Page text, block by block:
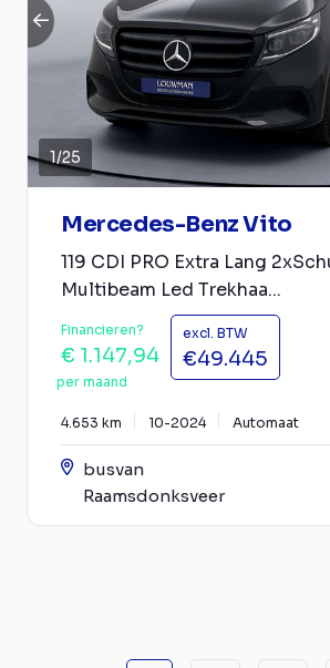
1/25
Mercedes-Benz Vito
119 CDI PRO Extra Lang
Multibeam Led Trekhaa...
Financieren?
€ 1.147,94
per maand
excl. BTW
€49.445
4.653 km 10-2024 Automaat
busvan
Raamsdonksveer